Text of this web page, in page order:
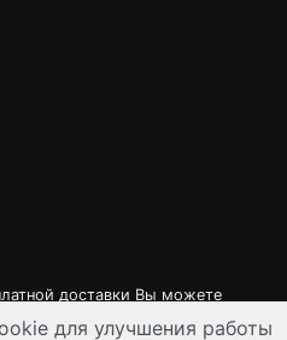
доставки Вы можете
карте для улучшения работы